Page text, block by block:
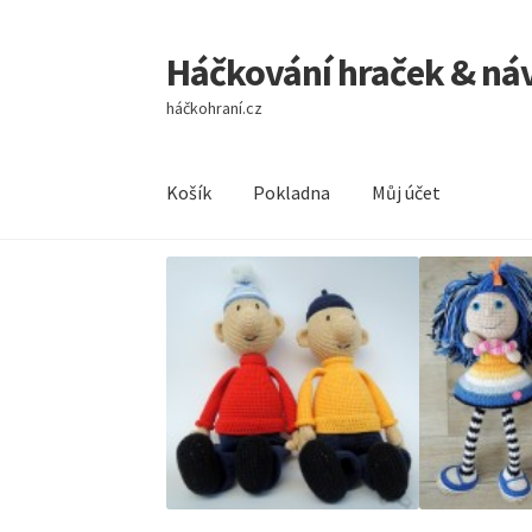
Přeskočit
na
navigaci
Přejít
k
obsahu
Háčkování hraček &
háčkohraní.cz
Košík Pokladna Můj účet